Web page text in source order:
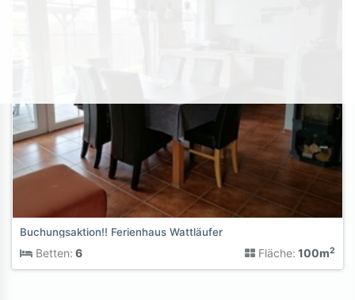
Buchungsaktion!! Ferienhaus Wattläufer
Betten: 6 Fläche: 100m2